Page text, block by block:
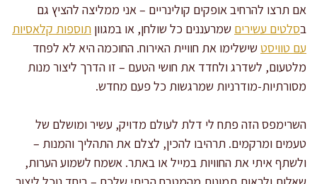
אם תרצו להרחיב אופקים קולינריים – אני ממליצה להציץ גם
בסלטים עשירים שמרעננים כל שולחן, או במגוון תוספות קלאסיות
עם טוויסט שישלימו את חוויית האירוח. החוכמה היא לא לפחד
מלטעום, לשדרג ולחדד את חושי הטעם – זו הדרך ליצור מנות
מסורתיות-מודרניות שמרגשות כל פעם מחדש.
השרימפס הזה פתח לי דלת לעולם מדויק, עשיר ומושלם של
טעמים ומרקמים. תרהיבו להכין, לצלם את התהליך והמנות –
ולשתף איתי את החוויות במייל או באתר. אשמח לשמוע הערות,